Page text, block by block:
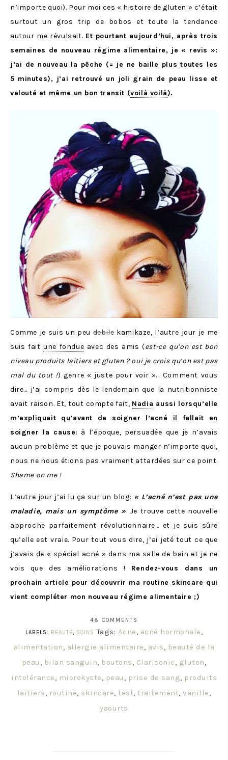
n’importe quoi). Pour moi ces « histoire de gluten » c’était
surtout un gros trip de bobos et toute la tendance
autour me révulsait. Et pourtant aujourd’hui, après trois
semaines de nouveau régime alimentaire, je « revis »:
j’ai de nouveau la pêche (= je ne baille plus toutes les
5 minutes), j’ai retrouvé un joli grain de peau lisse et
velouté et même un bon transit (voilà voilà).
Comme je suis un peudebilekamikaze, l’autre jour je me
suis faitune fondue avec des amis (est-ce qu’on est bon
niveau produits laitiers et gluten ? oui je crois qu’on est pas
mal du tout !) genre « juste pour voir »… Comment vous
dire… j’ai compris dès le lendemain que la nutritionniste
avait raison. Et, tout compte fait, Nadia aussi lorsqu’elle
m’expliquait qu’avant de soigner l’acné il fallait en
soigner la cause: à l’époque, persuadée que je n’avais
aucun problème et que je pouvais manger n’importe quoi,
nous ne nous étions pas vraiment attardées sur ce point.
Shame on me !
L’autre jour j’ai lu ça sur un blog: « L’acné n’est pas une
maladie, mais un symptôme ». Je trouve cette nouvelle
approche parfaitement révolutionnaire… et je suis sûre
qu’elle est vraie. Pour tout vous dire, j’ai jeté tout ce que
j’avais de « spécial acné » dans ma salle de bain et je ne
vois que des améliorations ! Rendez-vous dans un
prochain article pour découvrir ma routine skincare qui
vient compléter mon nouveau régime alimentaire ;)
48 COMMENTS
LABELS: BEAUTÉ SOINS Tags: Acne acné hormonale
alimentation
allergie alimentaire avis
beauté de la
peau
bilan sanguin boutons Clarisonic gluten
intolérance
microkyste peau prise de sang
produits
laitiers
routine skincare ,test ,traitement ,vanille
yaourts